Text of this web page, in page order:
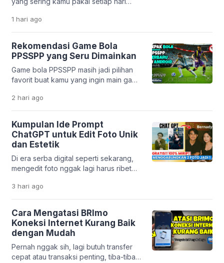
korban bisa terjebak bunga tinggi,
Indonesia? Mulai dari pesan ojek,
belanja online, sampai belajar,
semuanya bisa dilakukan lewat karya
anak bangsa. Perkembangan teknologi
digital di Indonesia memang sangat
pesat. Banyak startup lokal yang
berhasil menciptakan solusi praktis
mempermudah hidup, aplikasi […]
1 hari ago
Rekomendasi Game Bola
PPSSPP yang Seru Dimainkan
Game bola PPSSPP masih jadi pilihan
favorit buat kamu yang ingin main game
perangkat mahal. Emulator PPSSPP
memungkinkan kamu menjalankan
game PSP dengan lancar, bahkan di
HP dengan spesifikasi menengah ke
bawah. Menariknya, beberapa game
masih mendapatkan update dari
komunitas. Mulai dari transfer pemain
terbaru sampai patch liga […]
2 hari ago
Kumpulan Ide Prompt
ChatGPT untuk Edit Foto Unik
dan Estetik
Di era serba digital seperti sekarang,
mengedit foto nggak lagi harus ribet
kemajuan teknologi kecerdasan buatan
seperti ChatGPT, kamu cukup
mengetikkan perintah teks untuk
mengubah tampilan foto jadi lebih
estetik dan unik. Mulai dari efek
sinematik ala film, tampilan 3D yang
modern, sampai gaya anime yang lucu,
semuanya bisa […]
3 hari ago
Cara Mengatasi BRImo
Koneksi Internet Kurang Baik
dengan Mudah
Pernah nggak sih, lagi butuh transfer
cepat atau transaksi penting, tiba-tiba